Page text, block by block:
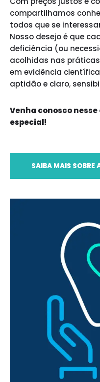
compartilhamos
todos que se
Nosso desejo é que
deficiência (ou
acolhidas nas
em evidência
aptidão e claro,
Venha conosco
especial!
SAIBA MAIS SOBRE